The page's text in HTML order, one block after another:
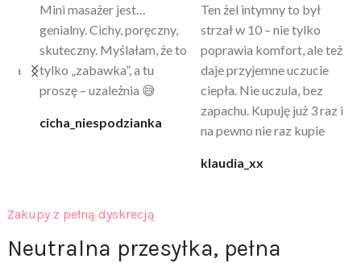
Mini masażer jest…
genialny. Cichy, poręczny,
skuteczny. Myślałam, że to
tylko „zabawka”, a tu
proszę – uzależnia 😅
cicha_niespodzianka
Ten żel intymny to był
strzał w 10 – nie tylko
poprawia komfort, ale też
daje przyjemne uczucie
ciepła. Nie uczula, bez
zapachu. Kupuję już 3 raz i
na pewno nie raz kupie
klaudia_xx
Zakupy z pełną dyskrecją
Neutralna przesyłka, pełna